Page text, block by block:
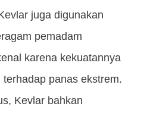
juga digunakan
pemadam
karena kekuatannya
panas ekstrem.
Kevlar bahkan